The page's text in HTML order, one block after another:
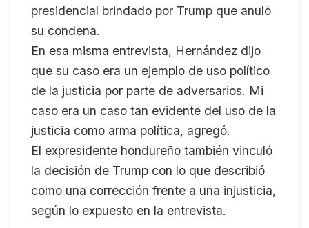
presidencial brindado por Trump que anuló
su condena.
En esa misma entrevista, Hernández dijo
que su caso era un ejemplo de uso político
de la justicia por parte de adversarios. Mi
caso era un caso tan evidente del uso de la
justicia como arma política, agregó.
El expresidente hondureño también vinculó
la decisión de Trump con lo que describió
como una corrección frente a una injusticia,
según lo expuesto en la entrevista.